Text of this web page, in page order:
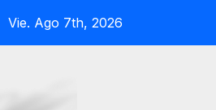
El Mercado de San Lorenzo de
Vie. Ago 7th, 2026